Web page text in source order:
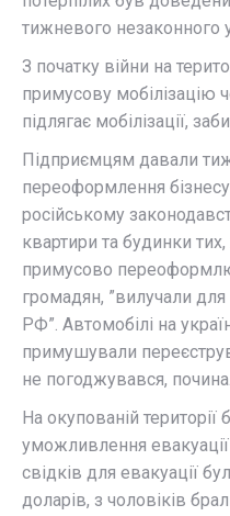
тижневого незаконного
З початку війни на
примусову мобілізацію
підлягає мобілізації,
Підприємцям давали
переоформлення
російському
квартири та будинки
примусово
громадян, ”вилучали для
РФ”. Автомобілі на
примушували
не погоджувався,
На окупованій
уможливлення
свідків для евакуації
доларів, з чоловіків